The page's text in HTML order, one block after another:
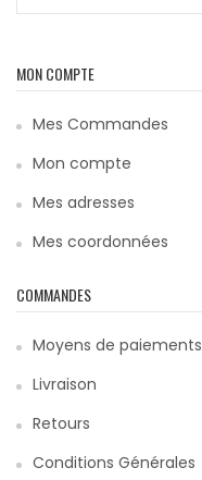
MON COMPTE
Mes Commandes
Mon compte
Mes adresses
Mes coordonnées
COMMANDES
Moyens de paiements
Livraison
Retours
Conditions Générales